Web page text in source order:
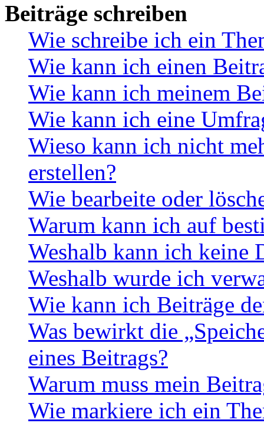
Beiträge schreiben
Wie schreibe ich ein
Wie kann ich einen
Wie kann ich meinem
Wie kann ich eine
Wieso kann ich nicht
erstellen?
Wie bearbeite oder
Warum kann ich auf
Weshalb kann ich keine
Weshalb wurde ich
Wie kann ich Beiträge
Was bewirkt die
eines Beitrags?
Warum muss mein
Wie markiere ich ein